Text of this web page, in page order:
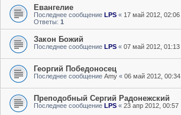
Евангелие
Последнее сообщение LPS « 17 май 2012, 02:06
Ответы: 1
Закон Божий
Последнее сообщение LPS « 07 май 2012, 01:13
Георгий Победоносец
Последнее сообщение Amy « 06 май 2012, 00:34
Преподобный Сергий Радонежский
Последнее сообщение LPS « 23 апр 2012, 00:57